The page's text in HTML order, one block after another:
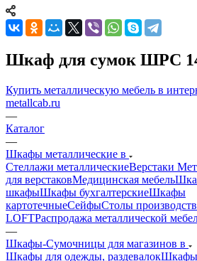
Шкаф для сумок ШРС
Купить металлическую мебель в
metallcab.ru
—
Каталог
—
Шкафы металлические в
Стеллажи металлическиеВерстаки
для верстаковМедицинская мебель
шкафыШкафы бухгалтерскиеШкафы
картотечныеСейфыСтолы
LOFTРаспродажа металлической
—
Шкафы-Сумочницы для магазинов в
Шкафы для одежды, раздевалокШкафы